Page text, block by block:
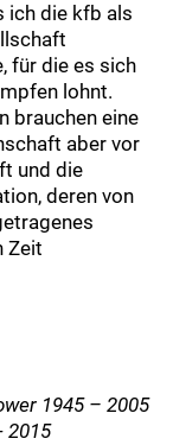
ich die kfb als
für die es sich
lohnt.
brauchen eine
aber vor
und die
deren von
Zeit
1945 – 2005
2015